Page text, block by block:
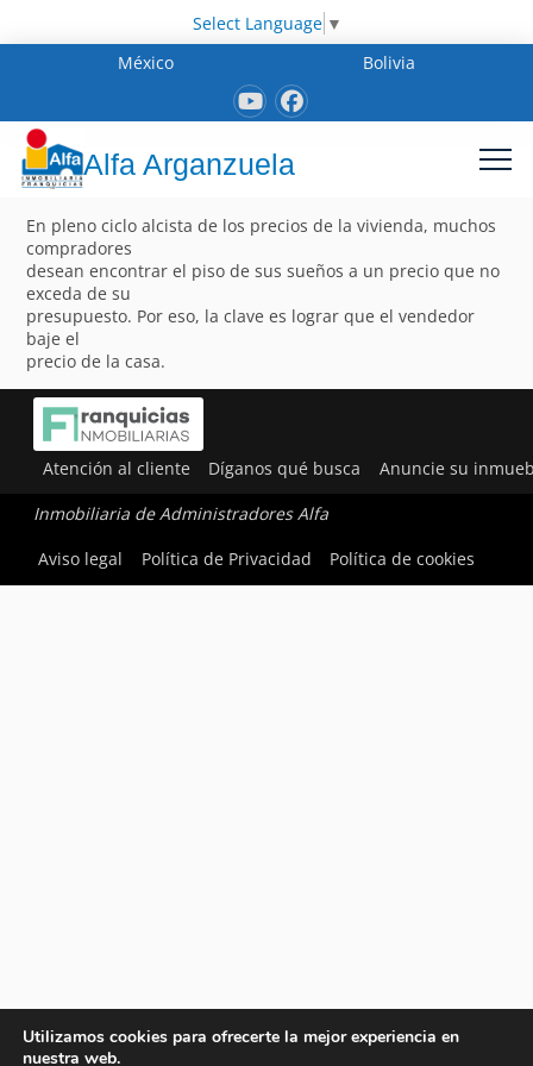
Select Language ▼
México
Bolivia
Alfa Arganzuela
En pleno ciclo alcista de los precios de la vivienda, muchos
compradores
desean encontrar el piso de sus sueños a un precio que no
exceda de su
presupuesto. Por eso, la clave es lograr que el vendedor
baje el
precio de la casa.
Atención al cliente Díganos qué busca Anuncie su
Inmobiliaria de Administradores Alfa
Aviso legal
Política de Privacidad Política de cookies
Utilizamos cookies para ofrecerte la mejor experiencia en
nuestra web.